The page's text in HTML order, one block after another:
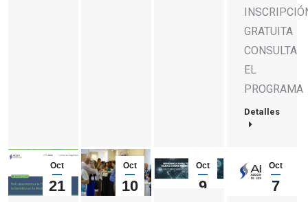
GRATUITA
CONSULTA
EL
PROGRAMA
Detalles
Oct
21
Oct
10
Oct
9
Oct
7